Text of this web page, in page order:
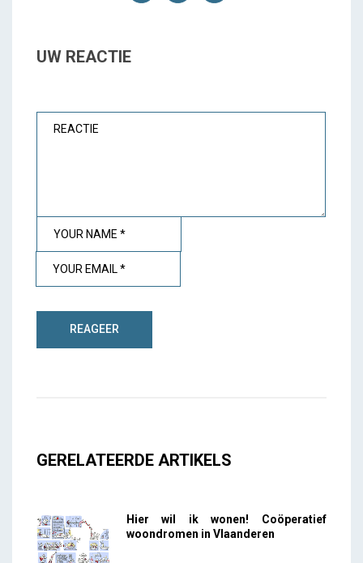
UW REACTIE
GERELATEERDE ARTIKELS
Hier wil ik wonen! Coöperatief
woondromen in Vlaanderen